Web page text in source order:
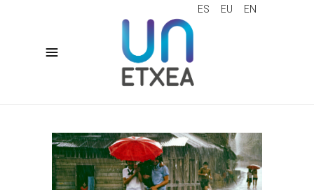
ES EU EN